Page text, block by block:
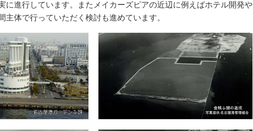
に進行しています。またメイカーズピアの近辺に例えばホテル開発や
主体で行っていただく検討も進めています。